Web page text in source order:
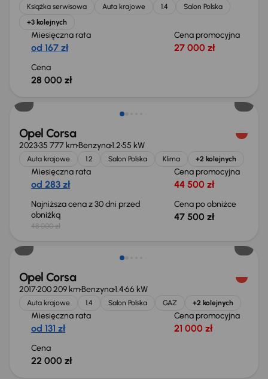
Książka serwisowa Auta krajowe 1.4
Salon Polska
+3 kolejnych
Miesięczna rata
od 167 zł
Cena promocyjna
27 000 zł
Cena
28 000 zł
Taniej o 500 zł
Opel Corsa
202335 777 kmBenzyna1.255 kW
Auta krajowe 1.2 Salon Polska Klima +2 kolejnych
Miesięczna rata
od 283 zł
Cena promocyjna
44 500 zł
Najniższa cena z 30 dni przed
obniżką
48 000 zł
Cena po obniżce
47 500 zł
Opel Corsa
2017200 209 kmBenzyna1.466 kW
Auta krajowe 1.4 Salon Polska GAZ +2 kolejnych
Miesięczna rata
od 131 zł
Cena promocyjna
21 000 zł
Cena
22 000 zł